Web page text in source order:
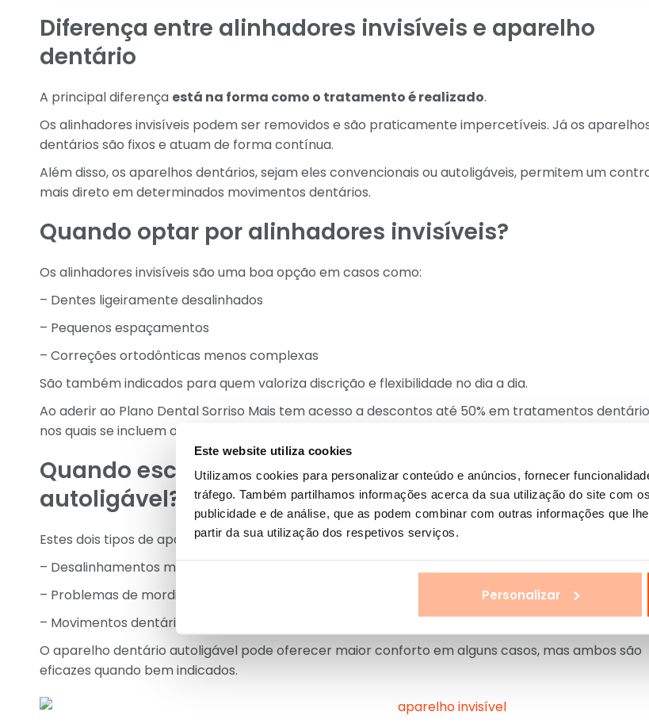
Este website utiliza cookies
Utilizamos cookies para personalizar conteúdo e anúncios, fornecer
tráfego. Também partilhamos informações acerca da sua utilização do site com
publicidade e de análise, que as podem combinar com outras informações que
partir da sua utilização dos respetivos serviços.
Personalizar
Diferença entre alinhadores invisíveis e aparelho
dentário
A principal diferença está na forma como o tratamento é realizado.
Os alinhadores invisíveis podem ser removidos e são praticamente impercetíveis. Já os
dentários são fixos e atuam de forma contínua.
Além disso, os aparelhos dentários, sejam eles convencionais ou autoligáveis, permitem um
mais direto em determinados movimentos dentários.
Quando optar por alinhadores invisíveis?
Os alinhadores invisíveis são uma boa opção em casos como:
– Dentes ligeiramente desalinhados
– Pequenos espaçamentos
– Correções ortodônticas menos complexas
São também indicados para quem valoriza discrição e flexibilidade no dia a dia.
Ao aderir ao Plano Dental Sorriso Mais tem acesso a descontos até 50% em tratamentos
nos quais se incluem os Alinhadores Invisíveis.
Quando escolher o aparelho convencional ou
autoligável?
Estes dois tipos de aparelho dentário são geralmente recomendados para:
– Desalinhamentos mais complexos
– Problemas de mordida
– Movimentos dentários mais exigentes
O aparelho dentário autoligável pode oferecer maior conforto em alguns casos, mas ambos são
eficazes quando bem indicados.